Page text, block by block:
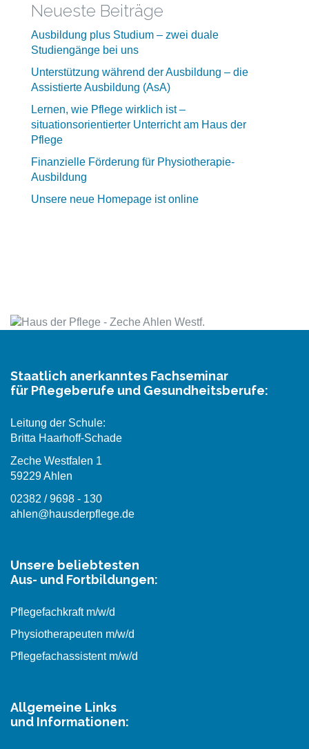
Neueste Beiträge
Ausbildung plus Studium – zwei duale
Studiengänge bei uns
Unterstützung während der Ausbildung – die
Assistierte Ausbildung (AsA)
Lernen, wie Pflege wirklich ist –
situationsorientierter Unterricht am Haus der
Pflege
Finanzielle Förderung für Physiotherapie-
Ausbildung
Unsere neue Homepage ist online
Staatlich anerkanntes Fachseminar
für Pflegeberufe und Gesundheitsberufe:
Leitung der Schule:
Britta Haarhoff-Schade
Zeche Westfalen 1
59229 Ahlen
02382 / 9698 - 130
ahlen@hausderpflege.de
Unsere beliebtesten
Aus- und Fortbildungen:
Pflegefachkraft m/w/d
Physiotherapeuten m/w/d
Pflegefachassistent m/w/d
Allgemeine Links
und Informationen: